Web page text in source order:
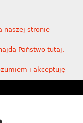
naszej stronie
Państwo tutaj.
i akceptuję